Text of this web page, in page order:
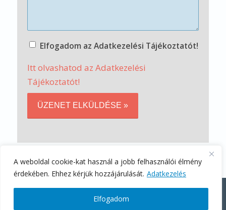
A weboldal cookie-kat használ a jobb felhasználói élmény
érdekében. Ehhez kérjük hozzájárulását. Adatkezelés
Elfogadom
Elfogadom az Adatkezelési Tájékoztatót!
Itt olvashatod az Adatkezelési
Tájékoztatót!
Adatkezelési Tájékoztató